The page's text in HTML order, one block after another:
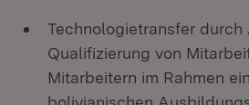
Technologietransfer
Qualifizierung von
Mitarbeitern im Rahmen